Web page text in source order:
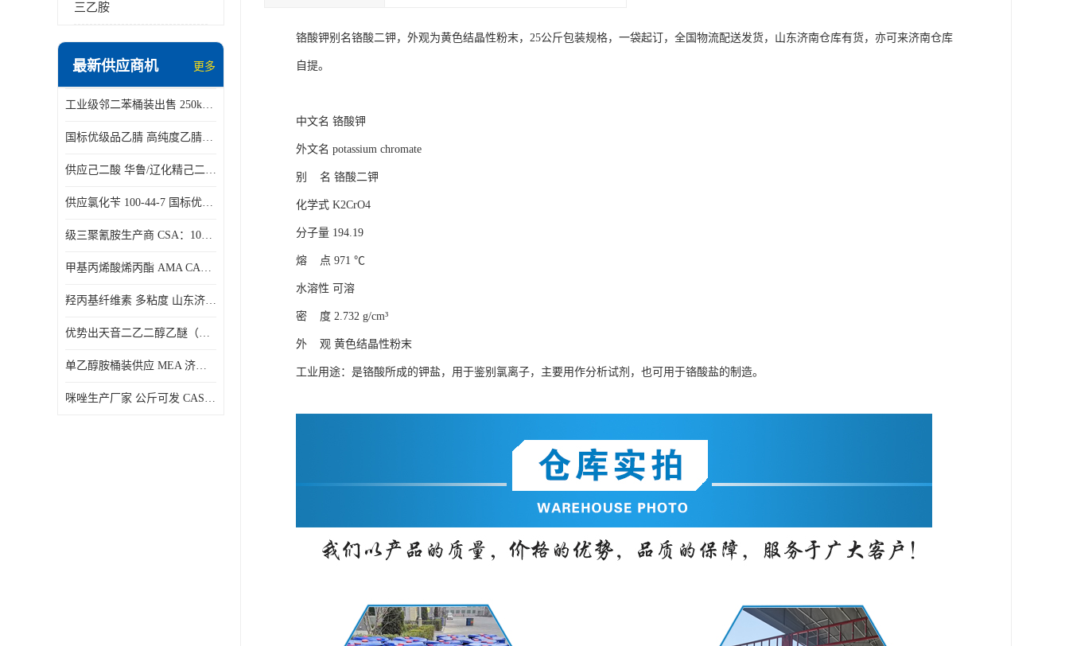
三乙胺
最新供应商机 更多
工业级邻二苯桶装出售 250kg/桶 95-50-1
国标优级品乙腈 高纯度乙腈桶装现货160kg桶
供应己二酸 华鲁/辽化精己二酸 大包装可分小包装现货
供应氯化苄 100-44-7 国标优等品苄基氯 一桶起发
级三聚氰胺生产商 CSA：108-78-1 济南发货
甲基丙烯酸烯丙酯 AMA CAS：96-05-9
羟丙基纤维素 多粘度 山东济南仓库发货
优势出天音二乙二醇乙醚（DPE）山东仓库发现货
单乙醇胺桶装供应 MEA 济南仓库发货 厂家
咪唑生产厂家 公斤可发 CAS:288-32-4
铬酸钾别名铬酸二钾，外观为黄色结晶性粉末，25公斤包装规格，一袋起订，全国物流配送发货，山东济南仓库有货，亦可来济南仓库
自提。
中文名 铬酸钾
外文名 potassium chromate
别 名 铬酸二钾
化学式 K2CrO4
分子量 194.19
熔 点 971 ℃
水溶性 可溶
密 度 2.732 g/cm³
外 观 黄色结晶性粉末
工业用途：是铬酸所成的钾盐，用于鉴别氯离子，主要用作分析试剂，也可用于铬酸盐的制造。